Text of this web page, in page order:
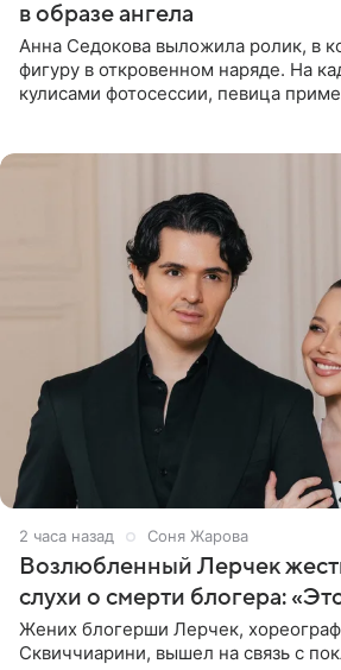
в образе ангела
Анна Седокова выложила ролик, в
фигуру в откровенном наряде. На
кулисами фотосессии, певица
2 часа назад Соня Жарова
Возлюбленный Лерчек
слухи о смерти блогера:
Жених блогерши Лерчек,
Сквиччиарини, вышел на связь с